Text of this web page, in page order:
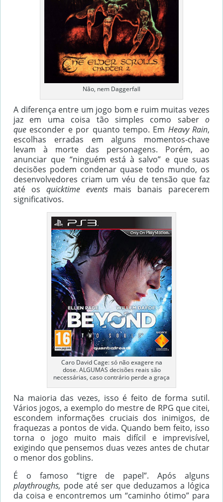
Não, nem Daggerfall
A diferença entre um jogo bom e ruim muitas vezes
jaz em uma coisa tão simples como saber o
que esconder e por quanto tempo. Em Heavy Rain,
escolhas erradas em alguns momentos-chave
levam à morte das personagens. Porém, ao
anunciar que “ninguém está à salvo” e que suas
decisões podem condenar quase todo mundo, os
desenvolvedores criam um véu de tensão que faz
até os quicktime events mais banais parecerem
significativos.
Caro David Cage: só não exagere na
dose. ALGUMAS decisões reais são
necessárias, caso contrário perde a graça
Na maioria das vezes, isso é feito de forma sutil.
Vários jogos, a exemplo do mestre de RPG que citei,
escondem informações cruciais dos inimigos, de
fraquezas a pontos de vida. Quando bem feito, isso
torna o jogo muito mais difícil e imprevisível,
exigindo que pensemos duas vezes antes de chutar
o menor dos goblins.
É o famoso “tigre de papel”. Após alguns
playthroughs, pode até ser que deduzamos a lógica
da coisa e encontremos um “caminho ótimo” para